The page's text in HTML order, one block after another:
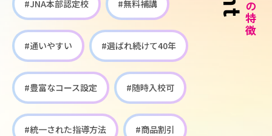
#JNA本部認定校 #無料補講
#通いやすい #選ばれ続けて40年
#豊富なコース設定 #随時入校可
#統一された指導方法 #商品割引